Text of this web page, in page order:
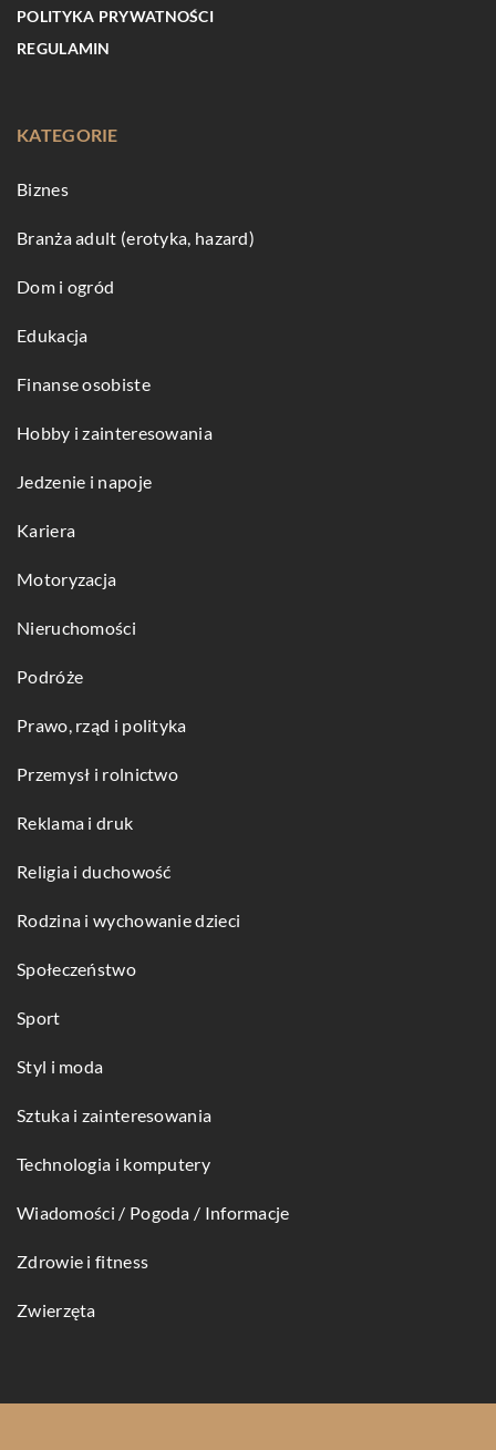
POLITYKA PRYWATNOŚCI
REGULAMIN
KATEGORIE
Biznes
Branża adult (erotyka, hazard)
Dom i ogród
Edukacja
Finanse osobiste
Hobby i zainteresowania
Jedzenie i napoje
Kariera
Motoryzacja
Nieruchomości
Podróże
Prawo, rząd i polityka
Przemysł i rolnictwo
Reklama i druk
Religia i duchowość
Rodzina i wychowanie dzieci
Społeczeństwo
Sport
Styl i moda
Sztuka i zainteresowania
Technologia i komputery
Wiadomości / Pogoda / Informacje
Zdrowie i fitness
Zwierzęta